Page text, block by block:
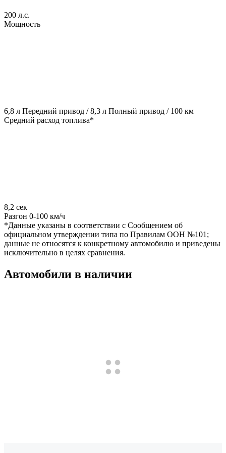
200 л.с.
Мощность
6,8 л Передний привод / 8,3 л Полный привод / 100 км
Средний расход топлива*
8,2 сек
Разгон 0-100 км/ч
*Данные указаны в соответствии с Сообщением об
официальном утверждении типа по Правилам ООН №101;
данные не относятся к конкретному автомобилю и приведены
исключительно в целях сравнения.
Автомобили в наличии